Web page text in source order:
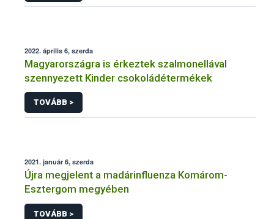
2022. április 6, szerda
Magyarországra is érkeztek szalmonellával
szennyezett Kinder csokoládétermékek
TOVÁBB >
2021. január 6, szerda
Újra megjelent a madárinfluenza Komárom-
Esztergom megyében
TOVÁBB >